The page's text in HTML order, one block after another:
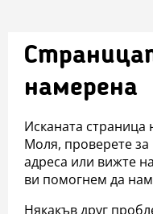
намерена
Исканата
Моля, проверете
адреса или вижте
ви помогнем да
Някакъв друг